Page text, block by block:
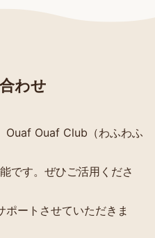
わせ
Ouaf Ouaf Club（わふわふ
です。ぜひご活用くださ
ートさせていただきま